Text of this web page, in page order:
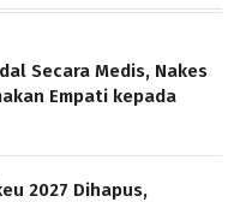
Secara Medis, Nakes
Empati kepada
2027 Dihapus,